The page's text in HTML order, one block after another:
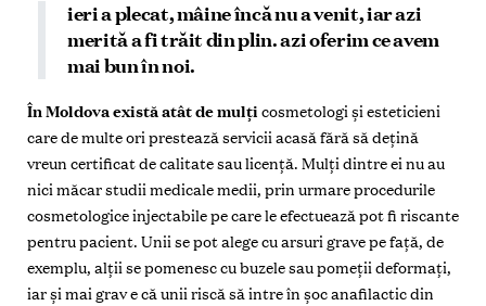
ieri a plecat, mâine încă nu a venit, iar azi
merită a fi trăit din plin. azi oferim ce avem
mai bun în noi.
În Moldova există atât de mulţi cosmetologi și esteticieni
care de multe ori prestează servicii acasă fără să deţină
vreun certificat de calitate sau licenţă. Mulţi dintre ei nu au
nici măcar studii medicale medii, prin urmare procedurile
cosmetologice injectabile pe care le efectuează pot fi riscante
pentru pacient. Unii se pot alege cu arsuri grave pe faţă, de
exemplu, alţii se pomenesc cu buzele sau pomeţii deformaţi,
iar și mai grav e că unii riscă să intre în șoc anafilactic din